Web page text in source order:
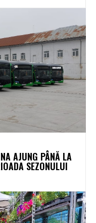
AJUNG PÂNĂ LA
SEZONULUI